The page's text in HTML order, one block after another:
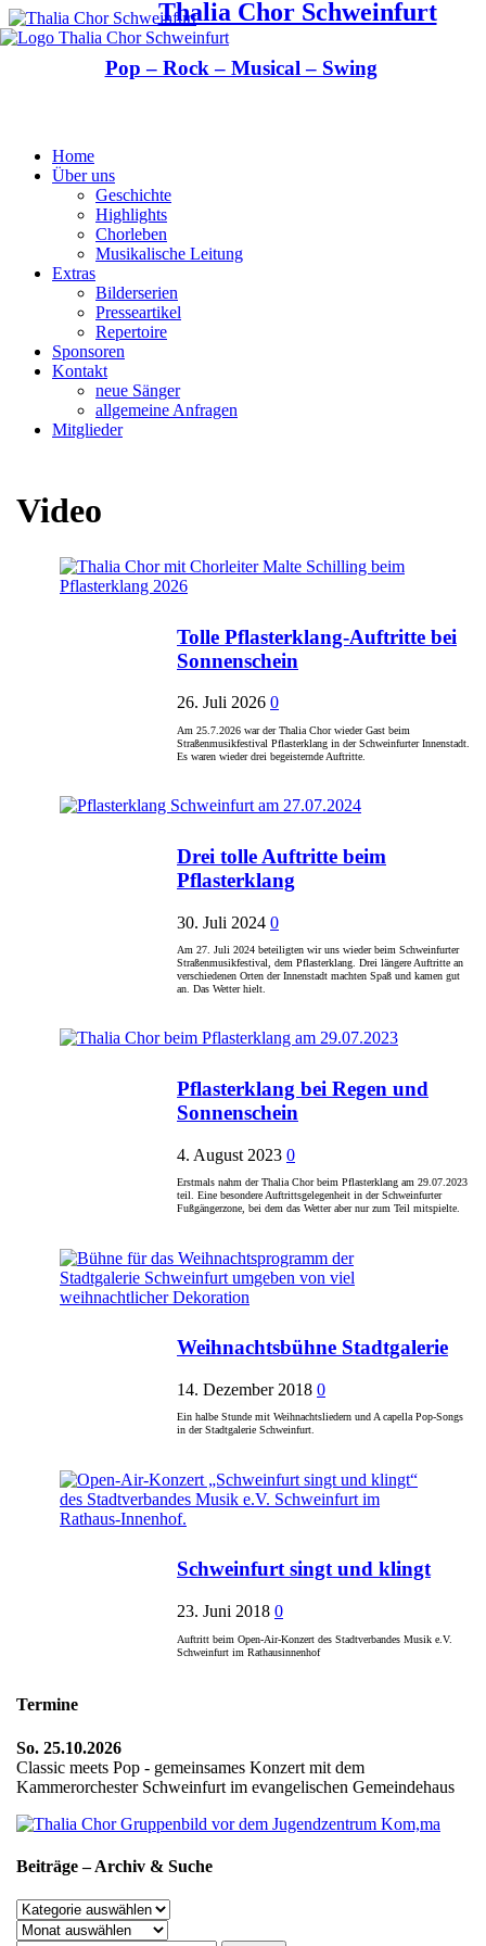
Thalia Chor Schweinfurt
Pop – Rock – Musical – Swing
Home
Über uns
Geschichte
Highlights
Chorleben
Musikalische Leitung
Extras
Bilderserien
Presseartikel
Repertoire
Sponsoren
Kontakt
neue Sänger
allgemeine Anfragen
Mitglieder
Video
Tolle Pflasterklang-Auftritte bei
Sonnenschein
26. Juli 2026 0
Am 25.7.2026 war der Thalia Chor wieder Gast beim
Straßenmusikfestival Pflasterklang in der Schweinfurter Innenstadt.
Es waren wieder drei begeisternde Auftritte.
Drei tolle Auftritte beim
Pflasterklang
30. Juli 2024 0
Am 27. Juli 2024 beteiligten wir uns wieder beim Schweinfurter
Straßenmusikfestival, dem Pflasterklang. Drei längere Auftritte an
verschiedenen Orten der Innenstadt machten Spaß und kamen gut
an. Das Wetter hielt.
Pflasterklang bei Regen und
Sonnenschein
4. August 2023 0
Erstmals nahm der Thalia Chor beim Pflasterklang am 29.07.2023
teil. Eine besondere Auftrittsgelegenheit in der Schweinfurter
Fußgängerzone, bei dem das Wetter aber nur zum Teil mitspielte.
Weihnachtsbühne Stadtgalerie
14. Dezember 2018 0
Ein halbe Stunde mit Weihnachtsliedern und A capella Pop-Songs
in der Stadtgalerie Schweinfurt.
Schweinfurt singt und klingt
23. Juni 2018 0
Auftritt beim Open-Air-Konzert des Stadtverbandes Musik e.V.
Schweinfurt im Rathausinnenhof
Termine
So. 25.10.2026
Classic meets Pop - gemeinsames Konzert mit dem
Kammerorchester Schweinfurt im evangelischen Gemeindehaus
Beiträge – Archiv & Suche
Beiträge
–Archiv